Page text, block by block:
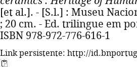
[et al.]. - [S.l.] : Museu
; 20 cm. - Ed. trilingue em
ISBN 978-972-776-616-1
Link persistente: http://